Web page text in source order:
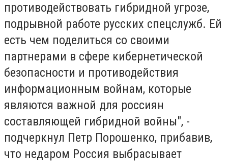
противодействовать гибридной угрозе,
подрывной работе русских спецслужб. Ей
есть чем поделиться со своими
партнерами в сфере кибернетической
безопасности и противодействия
информационным войнам, которые
являются важной для россиян
составляющей гибридной войны", -
подчеркнул Петр Порошенко, прибавив,
что недаром Россия выбрасывает